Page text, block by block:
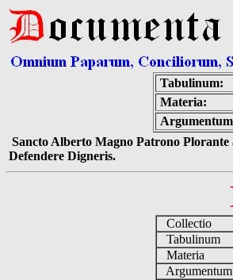
Tabulinum:
Materia:
Sancto Alberto Magno Patrono
Defendere Digneris.
Collectio
Tabulinum
Materia
Argumentum